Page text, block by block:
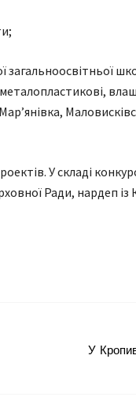
У складі
Ради, нардеп
У